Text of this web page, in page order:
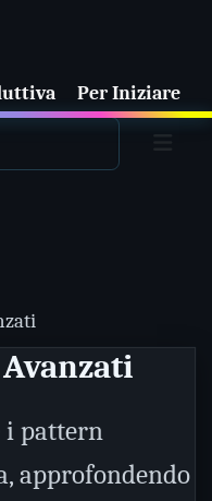
Per Iniziare
i pattern
approfondendo